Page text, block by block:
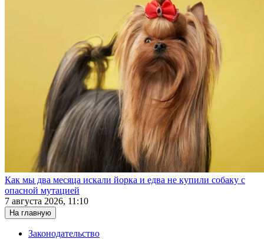
Как мы два месяца искали йорка и едва не купили собаку с
опасной мутацией
7 августа 2026, 11:10
На главную
Законодательство